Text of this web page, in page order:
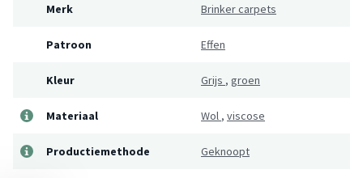
Merk Brinker carpets
Patroon Effen
Kleur Grijs , groen
Materiaal Wol , viscose
Productiemethode Geknoopt